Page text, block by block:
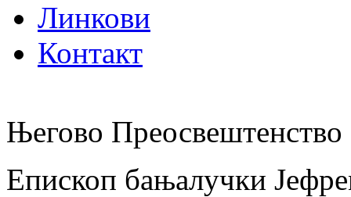
Линкови
Контакт
Његово
Епископ бањалучки